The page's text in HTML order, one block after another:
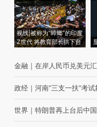
视线|被称为“蟑螂”的印度
Z世代 将教育部长拱下台
金融 ｜ 在岸人民币兑美元
政经 ｜ 河南“三支一扶”考
世界 ｜ 特朗普再上台后中